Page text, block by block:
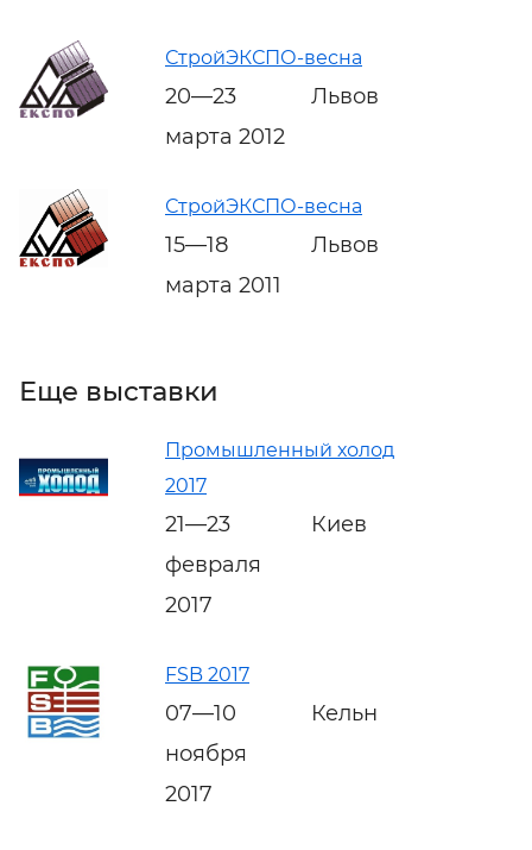
СтройЭКСПО-весна
20—23
марта 2012
Львов
СтройЭКСПО-весна
15—18
марта 2011
Львов
Еще выставки
Промышленный холод
2017
21—23
февраля
2017
Киев
FSB 2017
07—10
ноября
2017
Кельн